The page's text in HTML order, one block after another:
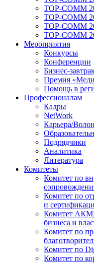
TOP-COMM
TOP-COMM
TOP-COMM
TOP-COMM
Мероприятия
Конкурсы
Конференции
Бизнес-
Премия
Помощь в
Профессионалам
Кадры
NetWork
Карьера/
Подрядчики
Аналитика
Литература
Комитеты
Комитет по
Комитет по
и
Комитет
бизнеса и
Комитет по
Комитет по
Комитет по